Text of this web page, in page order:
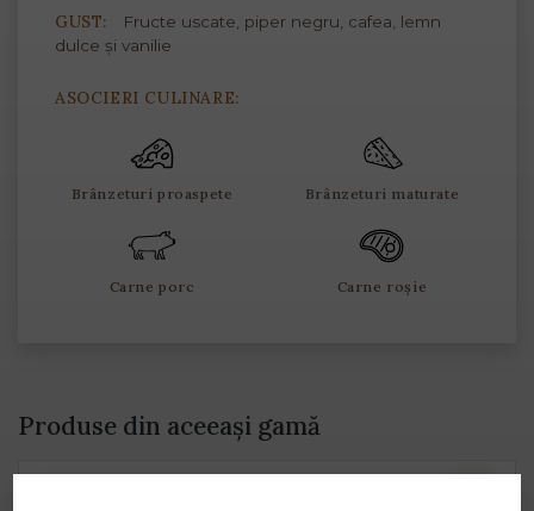
GUST:
Fructe uscate, piper negru, cafea, lemn
dulce și vanilie
ASOCIERI CULINARE:
Brânzeturi proaspete Brânzeturi maturate
Carne porc Carne roșie
Produse din aceeași gamă